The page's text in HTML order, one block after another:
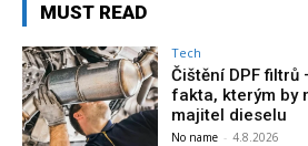
MUST READ
Tech
Čištění DPF filtrů
fakta, kterým by
majitel dieselu
No name - 4.8.2026